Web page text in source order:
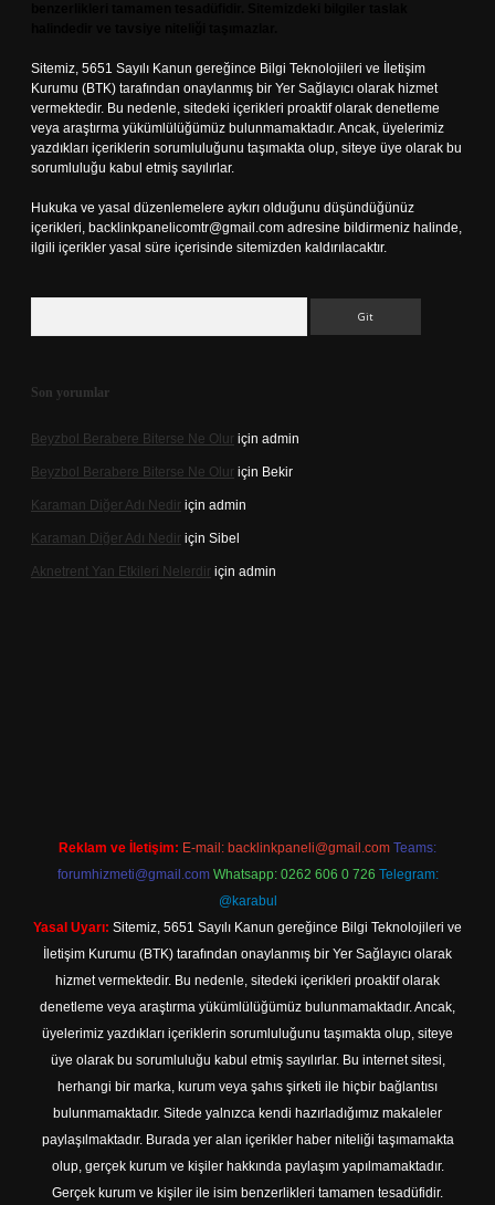
Sitemiz, 5651 Sayılı Kanun gereğince Bilgi Teknolojileri ve İletişim
Kurumu (BTK) tarafından onaylanmış bir Yer Sağlayıcı olarak hizmet
vermektedir. Bu nedenle, sitedeki içerikleri proaktif olarak denetleme
veya araştırma yükümlülüğümüz bulunmamaktadır. Ancak, üyelerimiz
yazdıkları içeriklerin sorumluluğunu taşımakta olup, siteye üye olarak bu
sorumluluğu kabul etmiş sayılırlar.
Hukuka ve yasal düzenlemelere aykırı olduğunu düşündüğünüz
içerikleri, backlinkpanelicomtr@gmail.com adresine bildirmeniz halinde,
ilgili içerikler yasal süre içerisinde sitemizden kaldırılacaktır.
Son yorumlar
Beyzbol Berabere Biterse Ne Olur için admin
Beyzbol Berabere Biterse Ne Olur için Bekir
Karaman Diğer Adı Nedir için admin
Karaman Diğer Adı Nedir için Sibel
Aknetrent Yan Etkileri Nelerdir için admin
Reklam ve İletişim: E-mail: backlinkpaneli@gmail.com Teams:
forumhizmeti@gmail.com Whatsapp: 0262 606 0 726 Telegram:
@karabul
Yasal Uyarı: Sitemiz, 5651 Sayılı Kanun gereğince Bilgi Teknolojileri ve
İletişim Kurumu (BTK) tarafından onaylanmış bir Yer Sağlayıcı olarak
hizmet vermektedir. Bu nedenle, sitedeki içerikleri proaktif olarak
denetleme veya araştırma yükümlülüğümüz bulunmamaktadır. Ancak,
üyelerimiz yazdıkları içeriklerin sorumluluğunu taşımakta olup, siteye
üye olarak bu sorumluluğu kabul etmiş sayılırlar. Bu internet sitesi,
herhangi bir marka, kurum veya şahıs şirketi ile hiçbir bağlantısı
bulunmamaktadır. Sitede yalnızca kendi hazırladığımız makaleler
paylaşılmaktadır. Burada yer alan içerikler haber niteliği taşımamakta
olup, gerçek kurum ve kişiler hakkında paylaşım yapılmamaktadır.
Gerçek kurum ve kişiler ile isim benzerlikleri tamamen tesadüfidir.